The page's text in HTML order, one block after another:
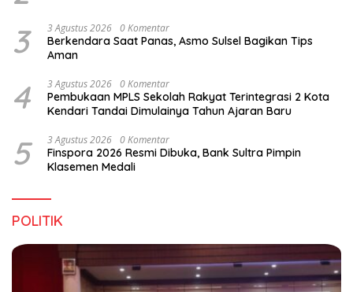
3
3 Agustus 2026 0 Komentar
Berkendara Saat Panas, Asmo Sulsel Bagikan Tips
Aman
4 3 Agustus 2026 0 Komentar
Pembukaan MPLS Sekolah Rakyat Terintegrasi 2 Kota
Kendari Tandai Dimulainya Tahun Ajaran Baru
5 3 Agustus 2026 0 Komentar
Finspora 2026 Resmi Dibuka, Bank Sultra Pimpin
Klasemen Medali
POLITIK